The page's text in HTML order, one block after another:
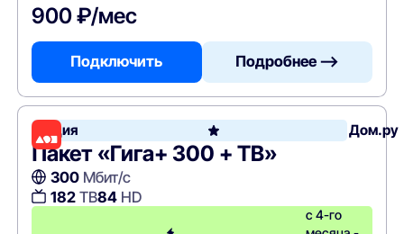
900 ₽/мес
Подключить Подробнее —>
Акция Дом.ру
Пакет «Гига+ 300 + ТВ»
300Мбит/с
182ТВ84HD
с 4-го